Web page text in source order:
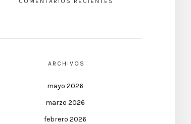
ARCHIVOS
mayo 2026
marzo 2026
febrero 2026